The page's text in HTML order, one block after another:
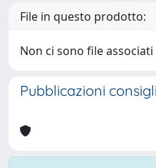
File in questo prodotto:
Non ci sono file
Pubblicazioni